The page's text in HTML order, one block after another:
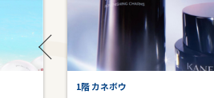
1階 カネボウ